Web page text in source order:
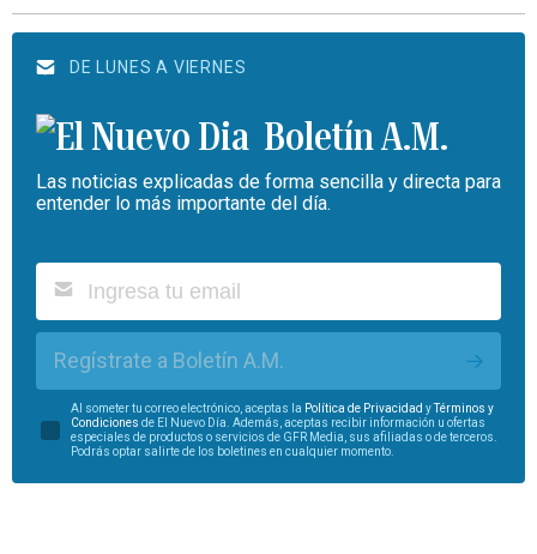
DE LUNES A VIERNES
Boletín A.M.
Las noticias explicadas de forma sencilla y directa para
entender lo más importante del día.
Regístrate a Boletín A.M.
Al someter tu correo electrónico, aceptas la Política de Privacidad yTérminos y
Condiciones de El Nuevo Día. Además, aceptas recibir información u ofertas
especiales de productos o servicios de GFR Media, sus afiliadas o de terceros.
Podrás optar salirte de los boletines en cualquier momento.